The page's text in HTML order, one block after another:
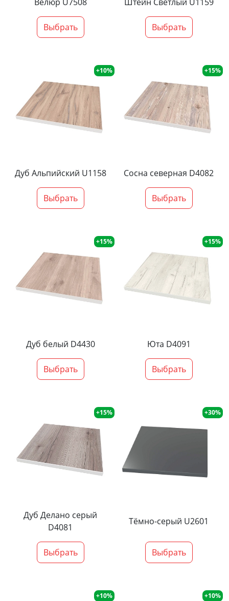
Выбрать Выбрать
+10%
Дуб Альпийский U1158
Выбрать
+15%
Сосна северная D4082
Выбрать
+15%
Дуб белый D4430
Выбрать
+15%
Юта D4091
Выбрать
+15%
Дуб Делано серый
D4081
Выбрать
+30%
Тёмно-серый U2601
Выбрать
+10% +10%